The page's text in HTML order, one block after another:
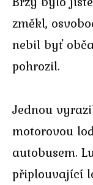
změkl,
nebil byť
pohrozil.
Jednou
motorovou
autobusem.
připlouvající